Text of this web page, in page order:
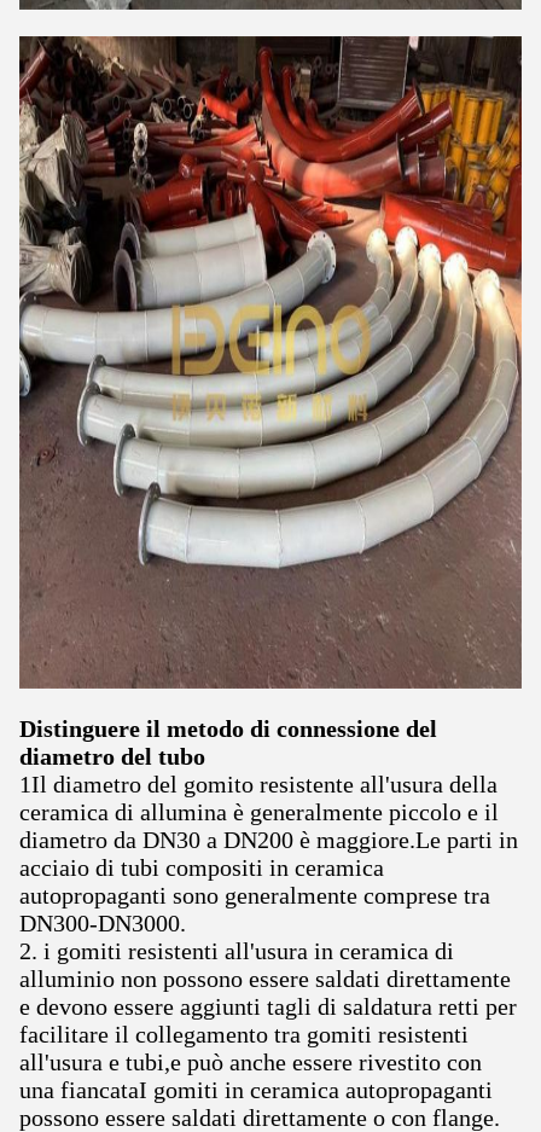
Distinguere il metodo di connessione del
diametro del tubo
1Il diametro del gomito resistente all'usura della
ceramica di allumina è generalmente piccolo e il
diametro da DN30 a DN200 è maggiore.Le parti in
acciaio di tubi compositi in ceramica
autopropaganti sono generalmente comprese tra
DN300-DN3000.
2. i gomiti resistenti all'usura in ceramica di
alluminio non possono essere saldati direttamente
e devono essere aggiunti tagli di saldatura retti per
facilitare il collegamento tra gomiti resistenti
all'usura e tubi,e può anche essere rivestito con
una fiancataI gomiti in ceramica autopropaganti
possono essere saldati direttamente o con flange.